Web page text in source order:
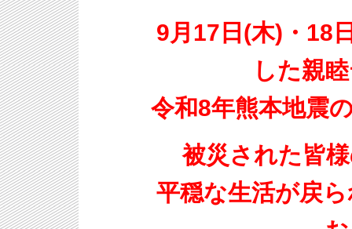
9月17日(木)・18
した親
令和8年熊本地震
被災された皆
平穏な生活が戻